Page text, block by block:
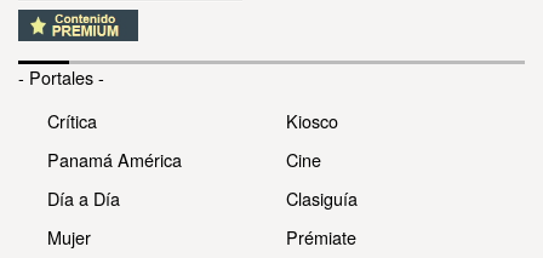
- Portales -
Crítica
Panamá América
Día a Día
Mujer
Kiosco
Cine
Clasiguía
Prémiate